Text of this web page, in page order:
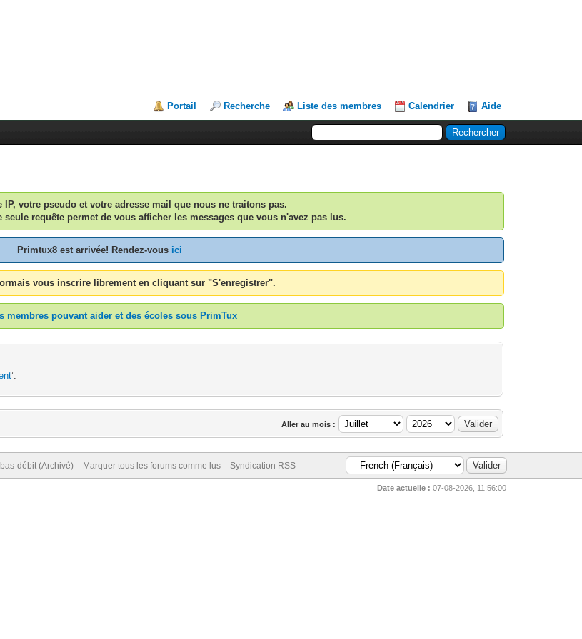
Portail Recherche Liste des membres Calendrier Aide
IP, votre pseudo et votre adresse mail que nous ne traitons pas.
requête permet de vous afficher les messages que vous n'avez pas lus.
Primtux8 est arrivée! Rendez-vous ici
vous inscrire librement en cliquant sur "S'enregistrer".
membres pouvant aider et des écoles sous PrimTux
’.
Aller au mois :
débit (Archivé) Marquer tous les forums comme lus Syndication RSS
Date actuelle : 07-08-2026, 11:56:00